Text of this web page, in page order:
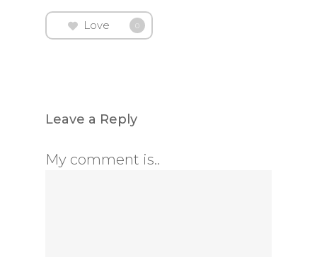
Love 0
Leave a Reply
My comment is..